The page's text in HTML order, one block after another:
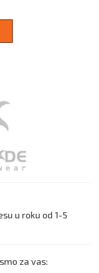
u roku od 1-5
za vas: